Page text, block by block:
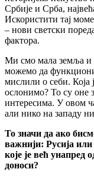
Србије и Срба,
Искористити тај
– нови светски
фактора.
Ми смо мала земља и
можемо да
мислили о себи. Која
ослонимо? То су оне
интересима. У овом
али нико на западу
То значи да ако
важнији: Русија или
које је већ унапред
доноси?